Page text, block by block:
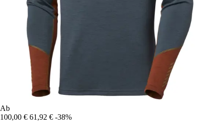
Ab
100,00 € 61,92 € -38%